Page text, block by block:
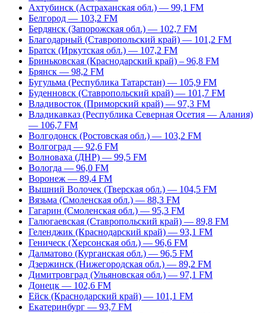
Ахтубинск (Астраханская обл.) — 99,1 FM
Белгород — 103,2 FM
Бердянск (Запорожская обл.) — 102,7 FM
Благодарный (Ставропольский край) — 101,2 FM
Братск (Иркутская обл.) — 107,2 FM
Бриньковская (Краснодарский край) – 96,8 FM
Брянск — 98,2 FM
Бугульма (Республика Татарстан) — 105,9 FM
Буденновск (Ставропольский край) — 101,7 FM
Владивосток (Приморский край) — 97,3 FM
Владикавказ (Республика Северная Осетия — Алания)
— 106,7 FM
Волгодонск (Ростовская обл.) — 103,2 FM
Волгоград — 92,6 FM
Волноваха (ДНР) — 99,5 FM
Вологда — 96,0 FM
Воронеж — 89,4 FM
Вышний Волочек (Тверская обл.) — 104,5 FM
Вязьма (Смоленская обл.) — 88,3 FM
Гагарин (Смоленская обл.) — 95,3 FM
Галюгаевская (Ставропольский край) — 89,8 FM
Геленджик (Краснодарский край) — 93,1 FM
Геническ (Херсонская обл.) — 96,6 FM
Далматово (Курганская обл.) — 96,5 FM
Дзержинск (Нижегородская обл.) — 89,2 FM
Димитровград (Ульяновская обл.) — 97,1 FM
Донецк — 102,6 FM
Ейск (Краснодарский край) — 101,1 FM
Екатеринбург — 93,7 FM